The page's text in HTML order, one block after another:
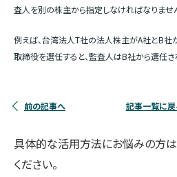
査人を別の株主から指定しなければなりませ
例えば、台湾法人T社の法人株主がA社とB社
取締役を選任すると、監査人はB社から選任さ
前の記事へ 記事一覧に戻
具体的な活用方法にお悩みの方
ください。